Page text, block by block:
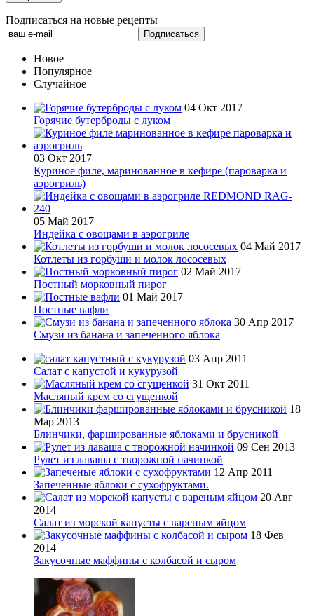
Подписаться на новые рецепты
Новое
Популярное
Случайное
04 Окт 2017
Горячие бутерброды с луком
03 Окт 2017
Куриное филе, маринованное в кефире (пароварка и
аэрогриль)
05 Май 2017
Индейка с овощами в аэрогриле
04 Май 2017
Котлеты из горбуши и молок лососевых
02 Май 2017
Постный морковный пирог
01 Май 2017
Постные вафли
30 Апр 2017
Смузи из банана и запеченного яблока
03 Апр 2011
Салат с капустой и кукурузой
31 Окт 2011
Масляный крем со сгущенкой
18
Мар 2013
Блинчики, фаршированные яблоками и брусникой
09 Сен 2013
Рулет из лаваша с творожной начинкой
12 Апр 2011
Запеченные яблоки с сухофруктами.
20 Авг
2014
Салат из морской капусты с вареным яйцом
18 Фев
2014
Закусочные маффины с колбасой и сыром